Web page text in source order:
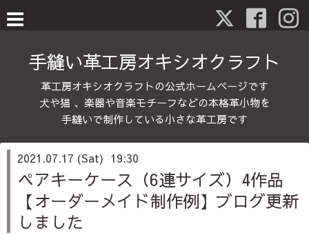
手縫い革工房オキシオクラフト
革工房オキシオクラフトの公式ホームページです
犬や猫 、楽器や音楽モチーフなどの本格革小物を
手縫いで制作している小さな革工房です
2021.07.17 (Sat) 19:30
ペアキーケース（6連サイズ）4作品
【オーダーメイド制作例】ブログ更新
しました